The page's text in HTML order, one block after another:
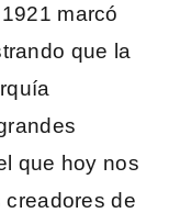
marcó
que la
que hoy nos
de